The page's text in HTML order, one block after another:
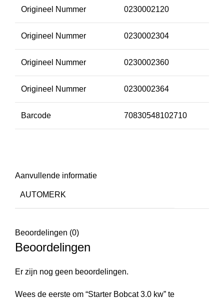
Origineel Nummer 0230002120
Origineel Nummer 0230002304
Origineel Nummer 0230002360
Origineel Nummer 0230002364
Barcode 70830548102710
Aanvullende informatie
AUTOMERK
Beoordelingen (0)
Beoordelingen
Er zijn nog geen beoordelingen.
Wees de eerste om “Starter Bobcat 3.0 kw” te